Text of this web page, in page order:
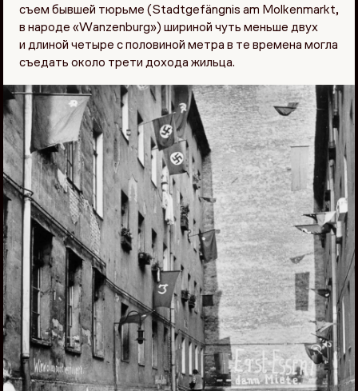
съем бывшей тюрьме (Stadtgefängnis am Molkenmarkt,
в народе «Wanzenburg») шириной чуть меньше двух
и длиной четыре с половиной метра в те времена могла
съедать около трети дохода жильца.